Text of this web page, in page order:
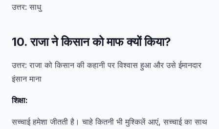
उत्तर: साधु
10. राजा ने किसान को माफ क्यों किया?
उत्तर: राजा को किसान की कहानी पर विश्वास हुआ और उसे ईमानदार
इंसान माना
शिक्षा:
सच्चाई हमेशा जीतती है। चाहे कितनी भी मुश्किलें आएं, सच्चाई का साथ